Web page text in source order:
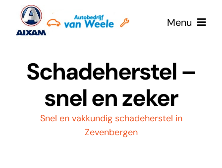
inhoud
Menu
Home
E-Aixam
Aixam
Schadeherstel –
snel en zeker
Snel en vakkundig schadeherstel in
Zevenbergen